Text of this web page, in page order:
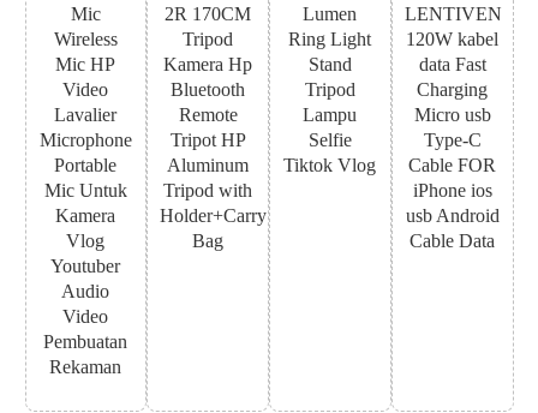
Mic
Wireless
Mic HP
Video
Lavalier
Microphone
Portable
Mic Untuk
Kamera
Vlog
Youtuber
Audio
Video
Pembuatan
Rekaman
2R 170CM
Tripod
Kamera Hp
Bluetooth
Remote
Tripot HP
Aluminum
Tripod with
Holder+Carry
Bag
Lumen
Ring Light
Stand
Tripod
Lampu
Selfie
Tiktok Vlog
LENTIVEN
120W kabel
data Fast
Charging
Micro usb
Type-C
Cable FOR
iPhone ios
usb Android
Cable Data